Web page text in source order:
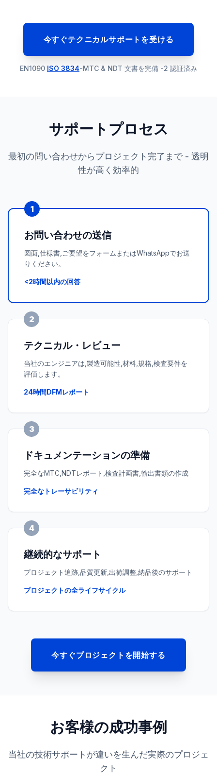
今すぐテクニカルサポートを受ける
EN1090 ISO 3834-MTC & NDT 文書を完備 -2 認証済み
サポートプロセス
最初の問い合わせからプロジェクト完了まで - 透明
性が高く効率的
1
お問い合わせの送信
図面,仕様書,ご要望をフォームまたはWhatsAppでお送
りください。
<2時間以内の回答
2
テクニカル・レビュー
当社のエンジニアは,製造可能性,材料,規格,検査要件を
評価します。
24時間DFMレポート
3
ドキュメンテーションの準備
完全なMTC,NDTレポート,検査計画書,輸出書類の作成
完全なトレーサビリティ
4
継続的なサポート
プロジェクト追跡,品質更新,出荷調整,納品後のサポート
プロジェクトの全ライフサイクル
今すぐプロジェクトを開始する
お客様の成功事例
当社の技術サポートが違いを生んだ実際のプロジェ
クト